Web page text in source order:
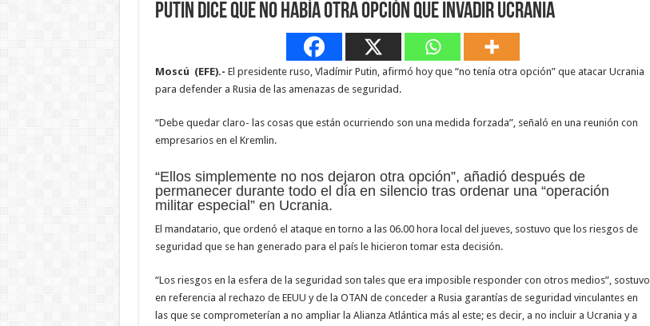
Putin dice que no había otra opción que invadir Ucrania
Moscú (EFE).- El presidente ruso, Vladímir Putin, afirmó hoy que “no tenía otra opción” que atacar Ucrania
para defender a Rusia de las amenazas de seguridad.
“Debe quedar claro- las cosas que están ocurriendo son una medida forzada”, señaló en una reunión con
empresarios en el Kremlin.
“Ellos simplemente no nos dejaron otra opción”, añadió después de
permanecer durante todo el día en silencio tras ordenar una “operación
militar especial” en Ucrania.
El mandatario, que ordenó el ataque en torno a las 06.00 hora local del jueves, sostuvo que los riesgos de
seguridad que se han generado para el país le hicieron tomar esta decisión.
“Los riesgos en la esfera de la seguridad son tales que era imposible responder con otros medios”, sostuvo
en referencia al rechazo de EEUU y de la OTAN de conceder a Rusia garantías de seguridad vinculantes en
las que se comprometerían a no ampliar la Alianza Atlántica más al este; es decir, a no incluir a Ucrania y a